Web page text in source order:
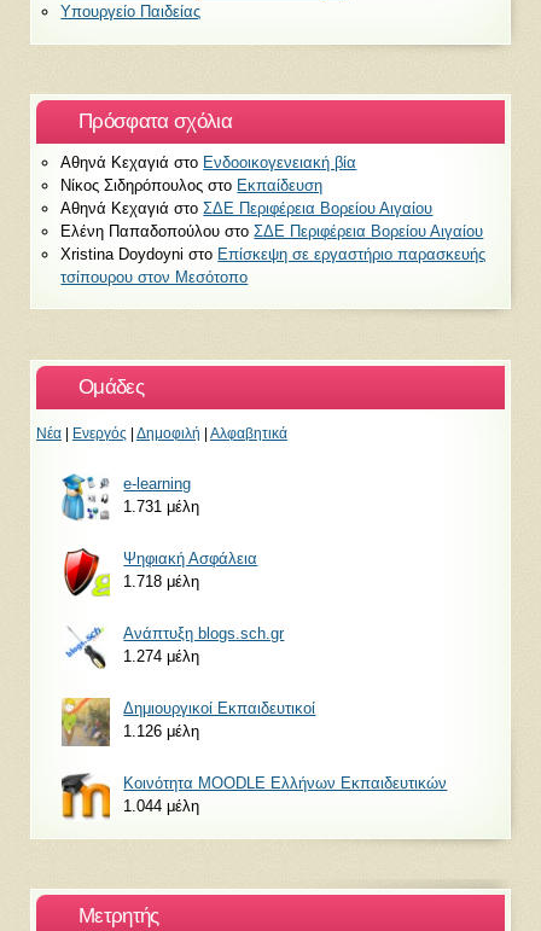
Υπουργείο Παιδείας
Πρόσφατα σχόλια
Αθηνά Κεχαγιά στο Ενδοοικογενειακή βία
Νίκος Σιδηρόπουλος στο Εκπαίδευση
Αθηνά Κεχαγιά στοΣΔΕ Περιφέρεια Βορείου Αιγαίου
Ελένη Παπαδοπούλου στοΣΔΕ Περιφέρεια Βορείου Αιγαίου
Xristina Doydoyni στο Επίσκεψη σε εργαστήριο παρασκευής
τσίπουρου στον Μεσότοπο
Ομάδες
Νέα Ενεργός Δημοφιλή Αλφαβητικά
e-learning
1.731 μέλη
Ψηφιακή Ασφάλεια
1.718 μέλη
Ανάπτυξη blogs.sch.gr
1.274 μέλη
Δημιουργικοί Εκπαιδευτικοί
1.126 μέλη
Κοινότητα MOODLE Ελλήνων Εκπαιδευτικών
1.044 μέλη
Μετρητής